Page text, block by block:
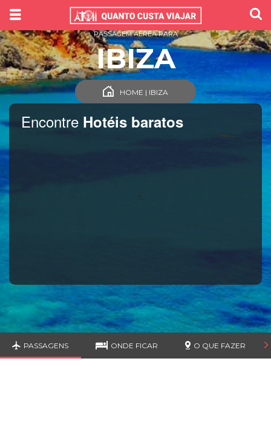
Encontre Hotéis baratos
PASSAGEM AÉREA PARA
IBIZA
HOME | IBIZA
PASSAGENS ONDE FICAR O QUE FAZER